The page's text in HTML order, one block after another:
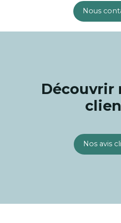
Nous
Découvrir
Nos avis